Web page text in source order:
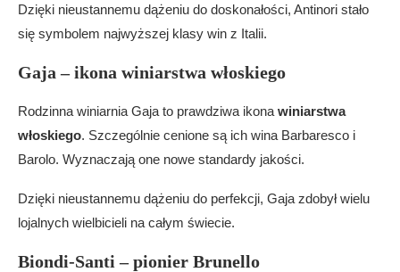
Dzięki nieustannemu dążeniu do doskonałości, Antinori stało
się symbolem najwyższej klasy win z Italii.
Gaja – ikona winiarstwa włoskiego
Rodzinna winiarnia Gaja to prawdziwa ikona winiarstwa
włoskiego. Szczególnie cenione są ich wina Barbaresco i
Barolo. Wyznaczają one nowe standardy jakości.
Dzięki nieustannemu dążeniu do perfekcji, Gaja zdobył wielu
lojalnych wielbicieli na całym świecie.
Biondi-Santi – pionier Brunello